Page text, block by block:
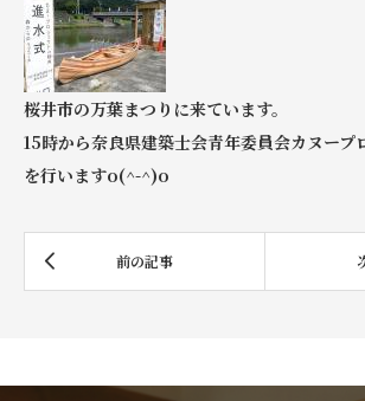
桜井市の万葉まつりに来ています。
15時から奈良県建築士会青年委員会カヌープ
を行いますo(^-^)o